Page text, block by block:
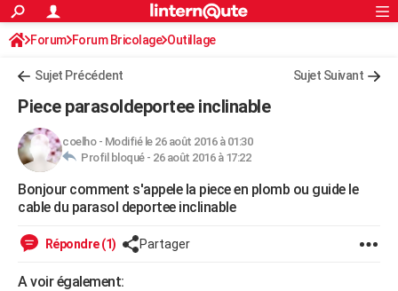
ACTUALITÉS
Politique
Société
Faits Divers
Education
Monde
Villes
+
FINANCE
Retraite
Impôts
Epargne
Immobilier
Risques naturels par ville
Banque
Assurance
Crédit
AUTO
Essais
Réserver un essai
Citadines
Berlines
SUV
Forum auto
+HIGH-TECH
Mobiles
Meilleur smartphone
Internet
Ordinateurs
Jeux vidéo
Guide high-tech
BRICOLAGE
WEEK-END
S'inscrire
Connexion
Forum Forum Bricolage Outillage
Sujet Précédent Sujet Suivant
Piece parasoldeportee inclinable
coelho- Modifié le 26 août 2016 à 01:30
Profil bloqué - 26 août 2016 à 17:22
Bonjour comment s'appele la piece en plomb ou guide le
cable du parasol deportee inclinable
Répondre (1) Partager
A voir également: